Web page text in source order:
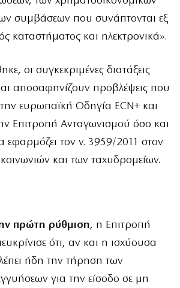
συμβάσεων που συνάπτονται εξ
καταστήματος και ηλεκτρονικά».
οι συγκεκριμένες διατάξεις
αποσαφηνίζουν προβλέψεις που
ευρωπαϊκή Οδηγία ECN+ και
Επιτροπή Ανταγωνισμού όσο και
εφαρμόζει τον ν. 3959/2011 στον
και των ταχυδρομείων.
πρώτη ρύθμιση, η Επιτροπή
ότι, αν και η ισχύουσα
ήδη την τήρηση των
για την είσοδο σε μη